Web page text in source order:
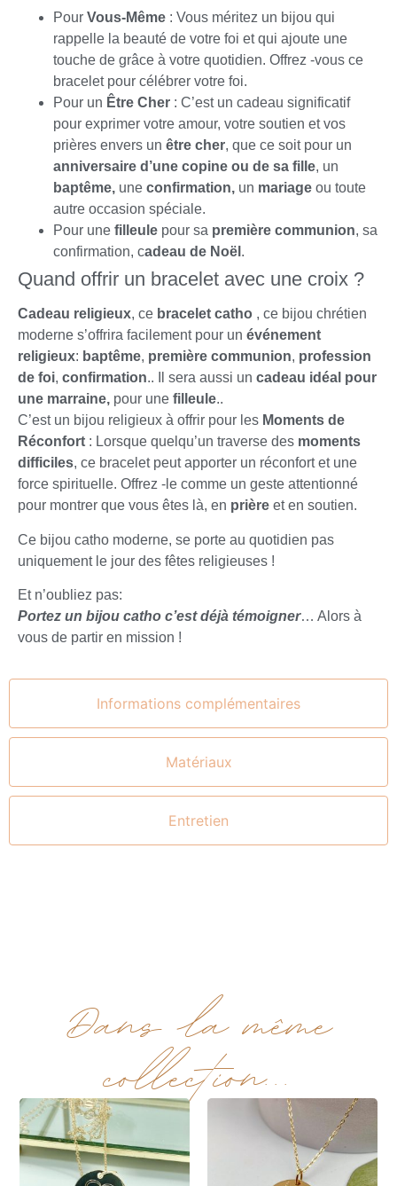
Informations complémentaires
Matériaux
Entretien
Pour Vous-Même : Vous méritez un bijou qui
rappelle la beauté de votre foi et qui ajoute une
touche de grâce à votre quotidien. Offrez -vous ce
bracelet pour célébrer votre foi.
Pour un Être Cher : C’est un cadeau significatif
pour exprimer votre amour, votre soutien et vos
prières envers un être cher, que ce soit pour un
anniversaire d’une copine ou de sa fille, un
baptême, une confirmation, un mariage ou toute
autre occasion spéciale.
Pour une filleule pour sa première communion, sa
confirmation, cadeau de Noël .
Quand offrir un bracelet avec une croix ?
Cadeau religieux, ce bracelet catho , ce bijou chrétien
moderne s’offrira facilement pour un événement
religieux: baptême, première communion, profession
de foi, confirmation.. Il sera aussi un cadeau idéal pour
une marraine, pour une filleule..
C’est un bijou religieux à offrir pour les Moments de
Réconfort : Lorsque quelqu’un traverse des moments
difficiles, ce bracelet peut apporter un réconfort et une
force spirituelle. Offrez -le comme un geste attentionné
pour montrer que vous êtes là, en prière et en soutien.
Ce bijou catho moderne, se porte au quotidien pas
uniquement le jour des fêtes religieuses !
Et n’oubliez pas:
Portez un bijou catho c’est déjà témoigner… Alors à
vous de partir en mission !
Dans la même
collection...